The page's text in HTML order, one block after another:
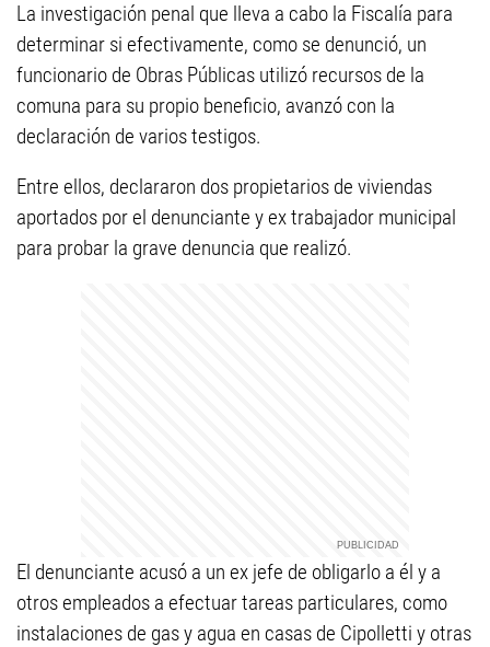
La investigación penal que lleva a cabo la Fiscalía para
determinar si efectivamente, como se denunció, un
funcionario de Obras Públicas utilizó recursos de la
comuna para su propio beneficio, avanzó con la
declaración de varios testigos.
Entre ellos, declararon dos propietarios de viviendas
aportados por el denunciante y ex trabajador municipal
para probar la grave denuncia que realizó.
El denunciante acusó a un ex jefe de obligarlo a él y a
otros empleados a efectuar tareas particulares, como
instalaciones de gas y agua en casas de Cipolletti y otras